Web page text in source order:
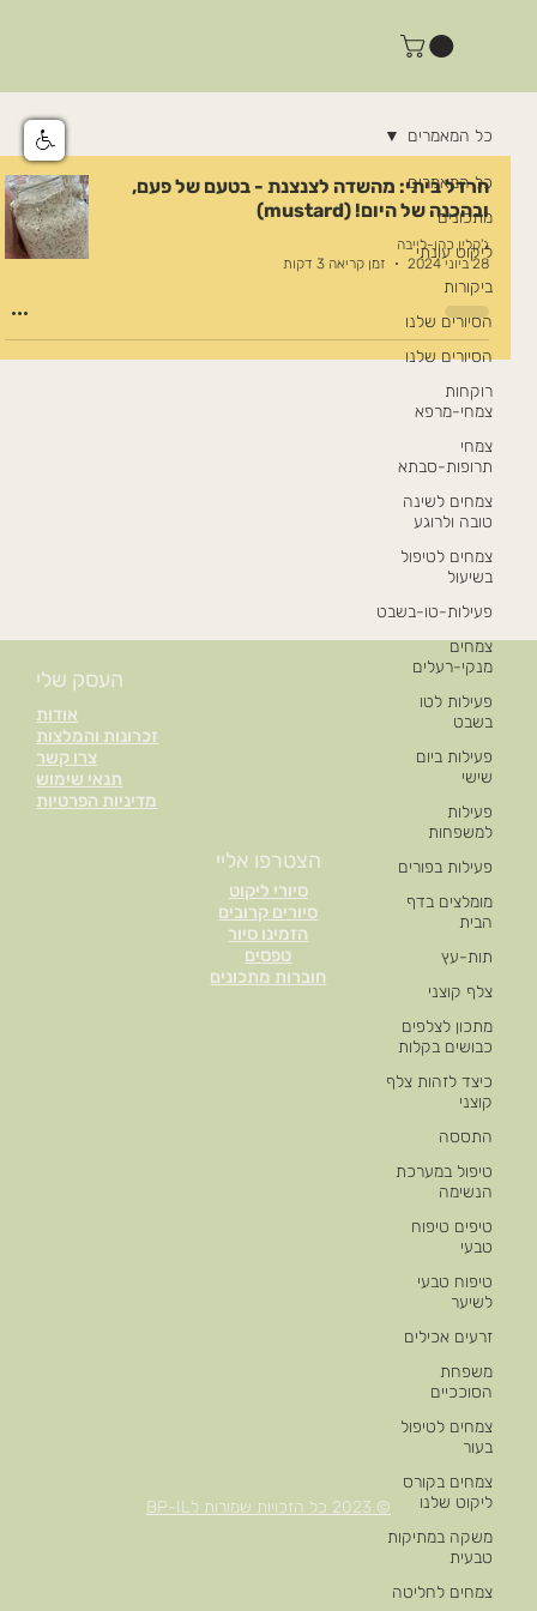
כל המאמרים
מתכונים
ליקוט עונתי
ביקורות
הסיורים שלנו
הסיורים שלנו
רוקחות
צמחי-מרפא
צמחי
תרופות-סבתא
צמחים לשינה
טובה ולרוגע
צמחים לטיפול
בשיעול
פעילות-טו-בשבט
צמחים
מנקי-רעלים
פעילות לטו
בשבט
פעילות ביום
שישי
פעילות
למשפחות
פעילות בפורים
מומלצים בדף
הבית
תות-עץ
צלף קוצני
מתכון לצלפים
כבושים בקלות
כיצד לזהות צלף
קוצני
התססה
טיפול במערכת
הנשימה
טיפים טיפוח
טבעי
טיפוח טבעי
לשיער
זרעים אכילים
משפחת
הסוככיים
צמחים לטיפול
בעור
צמחים בקורס
ליקוט שלנו
משקה במתיקות
טבעית
צמחים לחליטה
כל המאמרים
חרדל ביתי: מהשדה לצנצנת - בטעם של פעם,
ובהכנה של היום! (mustard)
ג'קלין כהן-לייבה
28 ביוני 2024
זמן קריאה 3 דקות
אודות
זכרונות והמלצות
צרו קשר
תנאי שימוש
מדיניות הפרטיות
העסק שלי
סיורי ליקוט
סיורים קרובים
הזמינו סיור
טפסים
חוברות מתכונים
הצטרפו אליי
© 2023 כל הזכויות שמורות לBP-IL